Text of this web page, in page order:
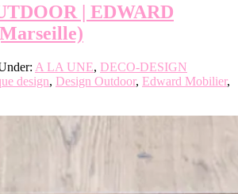
| EDWARD
A LA UNE, DECO-DESIGN
design, Design Outdoor, Edward Mobilier,